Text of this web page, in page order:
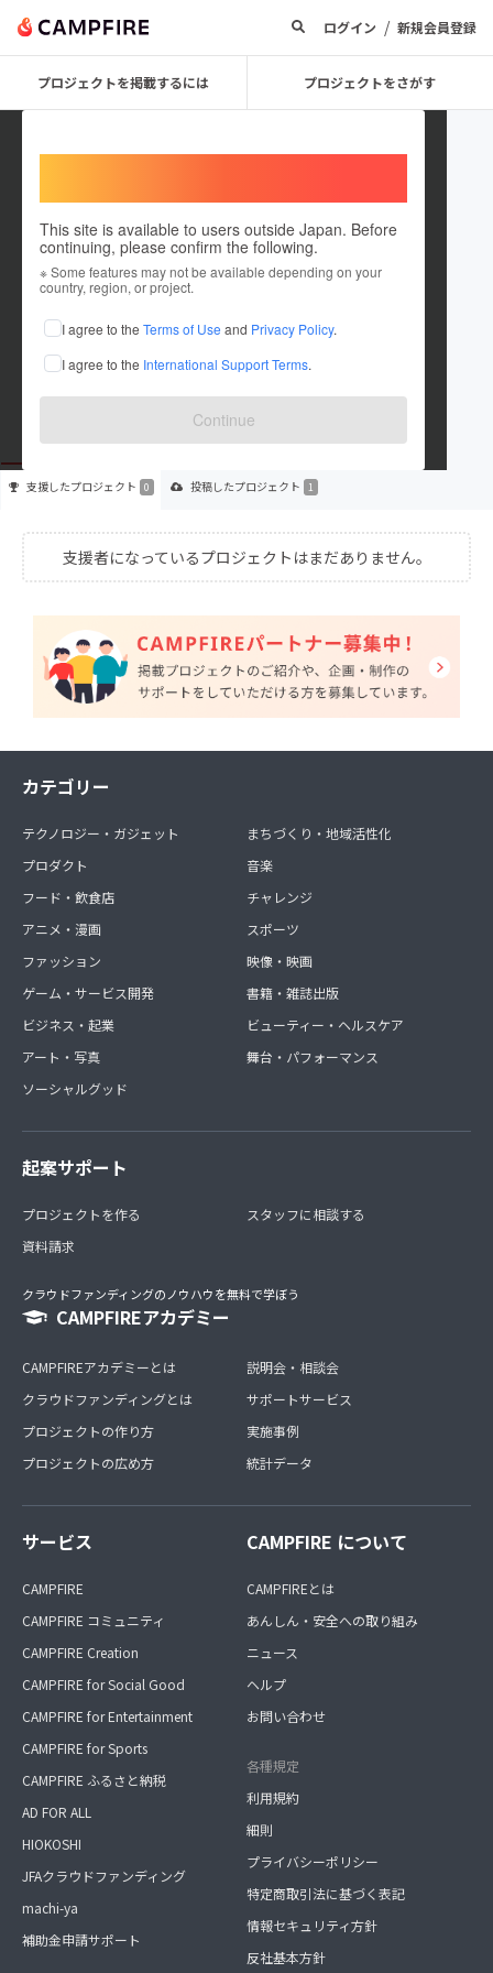
ログイン / 新規会員登録
プロジェクトを掲載するには プロジェクトをさがす
This site is available to users outside Japan. Before
continuing, please confirm the following.
※ Some features may not be available depending on your
country, region, or project.
I agree to the Terms of Use and Privacy Policy.
I agree to the International Support Terms.
Continue
shimizuonsen
これまでに1件のプロジェクトを投稿しています
在住国：日本 現在地：香川県
出身国：日本 出身地：未設定
支援したプロジェクト 0 投稿したプロジェクト 1
支援者になっているプロジェクトはまだありません。
カテゴリー
テクノロジー・ガジェット
プロダクト
フード・飲食店
アニメ・漫画
ファッション
ゲーム・サービス開発
ビジネス・起業
アート・写真
ソーシャルグッド
まちづくり・地域活性化
音楽
チャレンジ
スポーツ
映像・映画
書籍・雑誌出版
ビューティー・ヘルスケア
舞台・パフォーマンス
起案サポート
プロジェクトを作る
資料請求
スタッフに相談する
クラウドファンディングのノウハウを無料で学ぼう
CAMPFIREアカデミー
CAMPFIREアカデミーとは
クラウドファンディングとは
プロジェクトの作り方
プロジェクトの広め方
説明会・相談会
サポートサービス
実施事例
統計データ
サービス
CAMPFIRE
CAMPFIRE コミュニティ
CAMPFIRE Creation
CAMPFIRE for Social Good
CAMPFIRE for Entertainment
CAMPFIRE for Sports
CAMPFIRE ふるさと納税
AD FOR ALL
HIOKOSHI
JFAクラウドファンディング
machi-ya
補助金申請サポート
CAMPFIRE について
CAMPFIREとは
あんしん・安全への取り組み
ニュース
ヘルプ
お問い合わせ
各種規定
利用規約
細則
プライバシーポリシー
特定商取引法に基づく表記
情報セキュリティ方針
反社基本方針